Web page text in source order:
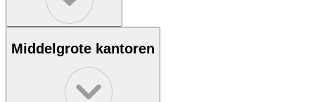
Middelgrote kantoren